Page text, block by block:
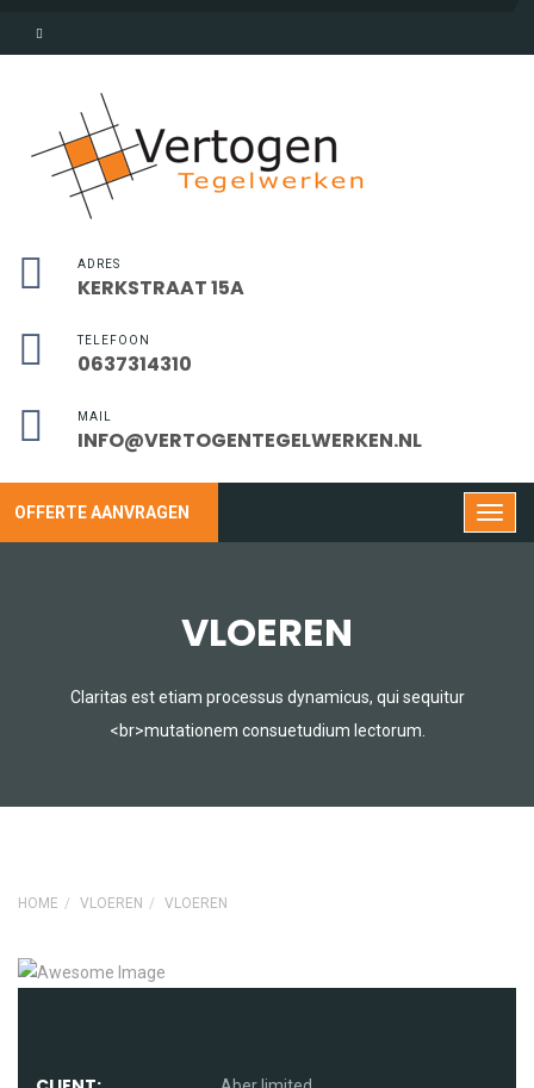
ADRES
KERKSTRAAT 15A
TELEFOON
0637314310
MAIL
INFO@VERTOGENTEGELWERKEN.NL
OFFERTE AANVRAGEN
VLOEREN
Claritas est etiam processus dynamicus, qui sequitur
<br>mutationem consuetudium lectorum.
HOME VLOEREN VLOEREN